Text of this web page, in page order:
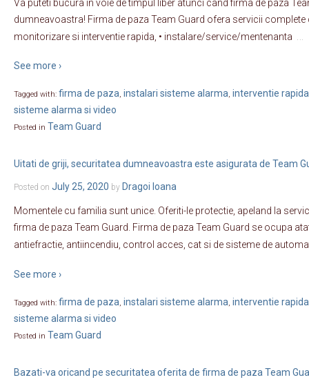
Va puteti bucura in voie de timpul liber atunci cand firma de paza
dumneavoastra! Firma de paza Team Guard ofera servicii complete
monitorizare si interventie rapida, • instalare/service/mentenanta
See more ›
Tagged with: firma de paza, instalari sisteme alarma, interventie rapida
sisteme alarma si video
Posted in Team Guard
Uitati de griji, securitatea dumneavoastra este asigurata de Team
Posted on July 25, 2020 by Dragoi Ioana
Momentele cu familia sunt unice. Oferiti-le protectie, apeland la
firma de paza Team Guard. Firma de paza Team Guard se ocupa
antiefractie, antiincendiu, control acces, cat si de sisteme de
See more ›
Tagged with: firma de paza, instalari sisteme alarma, interventie rapida
sisteme alarma si video
Posted in Team Guard
Bazati-va oricand pe securitatea oferita de firma de paza Team